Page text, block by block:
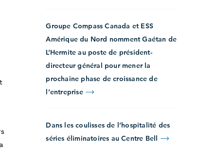
Groupe Compass Canada et ESS
Amérique du Nord nomment Gaétan de
L’Hermite au poste de président-
directeur général pour mener la
prochaine phase de croissance de
l’entreprise
Dans les coulisses de l’hospitalité des
séries éliminatoires au Centre Bell